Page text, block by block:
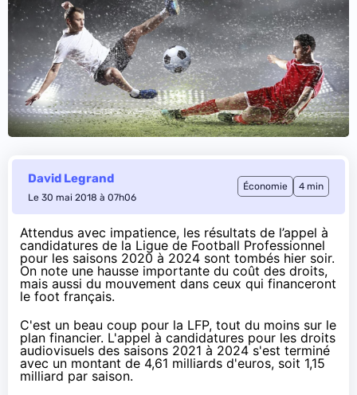
David Legrand
Le 30 mai 2018 à 07h06
Économie 4 min
Attendus avec impatience, les résultats de l’appel à
candidatures de la Ligue de Football Professionnel
pour les saisons 2020 à 2024 sont tombés hier soir.
On note une hausse importante du coût des droits,
mais aussi du mouvement dans ceux qui financeront
le foot français.
C'est un beau coup pour la LFP, tout du moins sur le
plan financier. L'appel à candidatures pour les droits
audiovisuels des saisons 2021 à 2024 s'est terminé
avec un montant de 4,61 milliards d'euros, soit 1,15
milliard par saison.